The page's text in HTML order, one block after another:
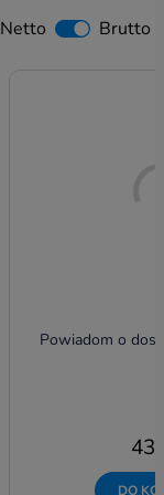
Netto
Brutto
Powiadom o
DO